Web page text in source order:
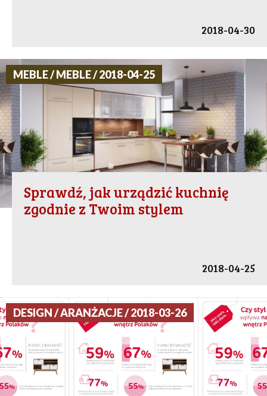
2018-04-30
MEBLE / MEBLE / 2018-04-25
Sprawdź, jak urządzić kuchnię
zgodnie z Twoim stylem
2018-04-25
DESIGN / ARANŻACJE / 2018-03-26